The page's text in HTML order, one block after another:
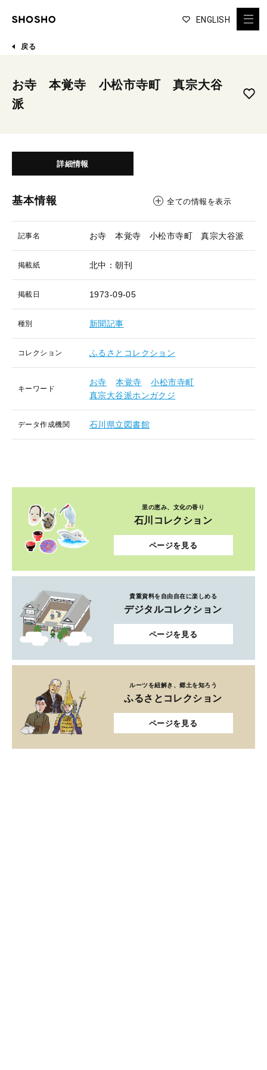
ENGLISH
戻る
お寺 本覚寺 小松市寺町 真宗大谷
派
詳細情報
基本情報 全ての情報を表示
記事名 お寺 本覚寺 小松市寺町 真宗大谷派
掲載紙 北中：朝刊
掲載日 1973-09-05
種別 新聞記事
コレクション ふるさとコレクション
キーワード
お寺 本覚寺
小松市寺町
真宗大谷派ホンガクジ
データ作成機関 石川県立図書館
里の恵み、文化の香り
石川コレクション
ページを見る
貴重資料を自由自在に楽しめる
デジタルコレクション
ページを見る
ルーツを紐解き、郷土を知ろう
ふるさとコレクション
ページを見る